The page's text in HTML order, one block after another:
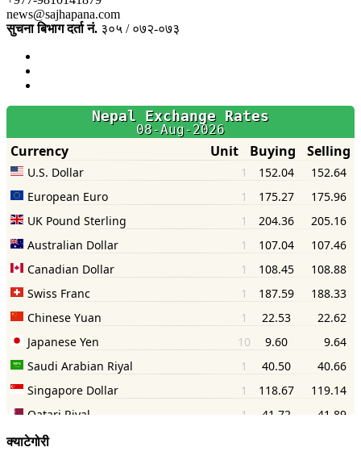
news@sajhapana.com
सुचना बिभाग दर्ता नं. ३०५ / ०७२-०७३
क्याटेगोरी